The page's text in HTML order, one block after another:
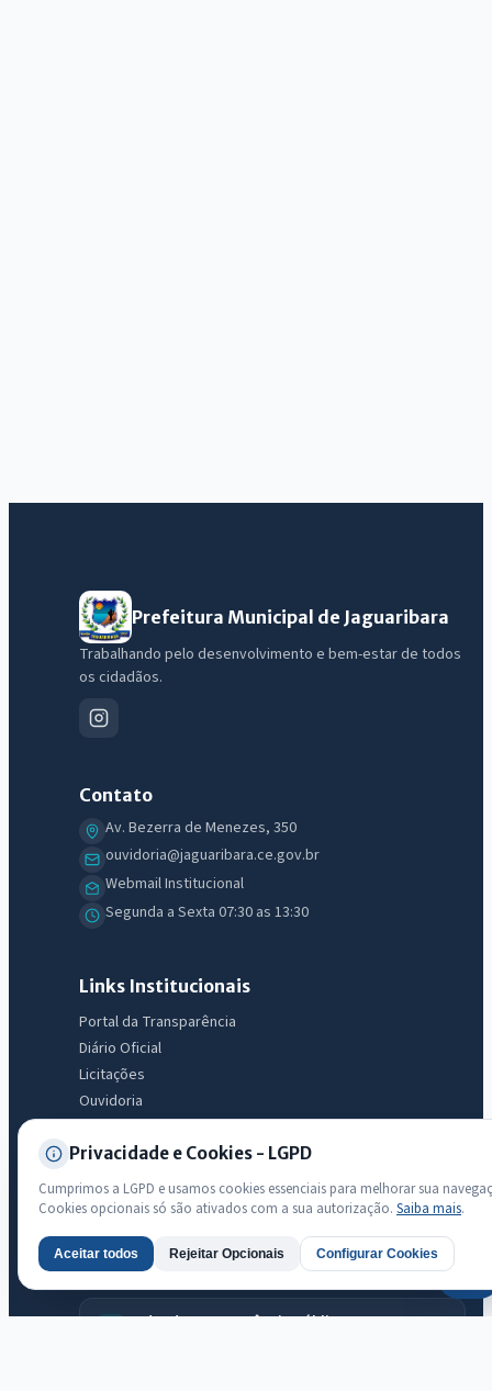
Prefeitura Municipal de Jaguaribara
Trabalhando pelo desenvolvimento e bem-estar de todos
os cidadãos.
Contato
Av. Bezerra de Menezes, 350
ouvidoria@jaguaribara.ce.gov.br
Webmail Institucional
Segunda a Sexta 07:30 as 13:30
Links Institucionais
Portal da Transparência
Diário Oficial
Licitações
Ouvidoria
LGPD
Mapa do Site
Acessibilidade
Transparência
Radar da Transparência Pública
Privacidade e Cookies - LGPD
Cumprimos a LGPD e usamos cookies essenciais para melhorar sua
Cookies opcionais só são ativados com a sua autorização. Saiba mais.
Aceitar todos Rejeitar Opcionais Configurar Cookies
IntGest AI
licitações, estrutura ou transparência do município.
Licitações abertas